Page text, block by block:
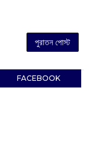
পুরাতন পোস্ট
FACEBOOK